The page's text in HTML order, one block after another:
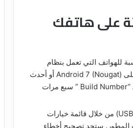
على هاتفك
للهواتف التي تعمل بنظام
Android 8 (Oreo) ، انقر فوق System. بخلاف ذلك ، إذا كان هاتفك يحتوي على Android 7 (Nougat) أو أحدث
، فانتقل لأسفل إلى About Phone ، ثم ابحث عن Build Number . انقر فوق “Build Number ” سبع مرات
(يتيح هذا لهاتفك وجهاز الكمبيوتر الاتصال عبر USB) من خلال قائمة خيارات
المطور. ستجد تصحيح أخطاء